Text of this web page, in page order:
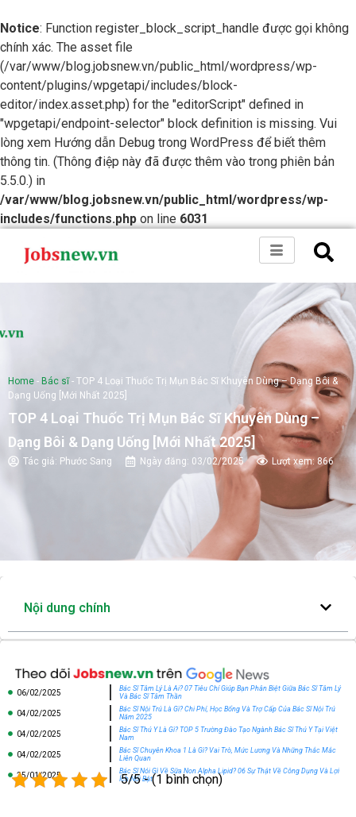
Notice: Function register_block_script_handle được gọi không
chính xác. The asset file
(/var/www/blog.jobsnew.vn/public_html/wordpress/wp-
content/plugins/wpgetapi/includes/block-
editor/index.asset.php) for the "editorScript" defined in
"wpgetapi/endpoint-selector" block definition is missing. Vui
lòng xem Hướng dẫn Debug trong WordPress để biết thêm
thông tin. (Thông điệp này đã được thêm vào trong phiên bản
5.5.0.) in
/var/www/blog.jobsnew.vn/public_html/wordpress/wp-
includes/functions.php on line 6031
Home - Bác sĩ- TOP 4 Loại Thuốc Trị Mụn Bác Sĩ Khuyên Dùng – Dạng Bôi &
Dạng Uống [Mới Nhất 2025]
TOP 4 Loại Thuốc Trị Mụn Bác Sĩ Khuyên Dùng –
Dạng Bôi & Dạng Uống [Mới Nhất 2025]
Tác giả: Phước Sang Ngày đăng: 03/02/2025 Lượt xem: 866
06/02/2025
Bác Sĩ Tâm Lý Là Ai? 07 Tiêu Chí Giúp Bạn Phân Biệt Giữa Bác Sĩ Tâm Lý
Và Bác Sĩ Tâm Thần
04/02/2025
Bác Sĩ Nội Trú Là Gì? Chi Phí, Học Bổng Và Trợ Cấp Của Bác Sĩ Nội Trú
Năm 2025
04/02/2025
Bác Sĩ Thú Y Là Gì? TOP 5 Trường Đào Tạo Ngành Bác Sĩ Thú Y Tại Việt
Nam
04/02/2025
Bác Sĩ Chuyên Khoa 1 Là Gì? Vai Trò, Mức Lương Và Những Thắc Mắc
Liên Quan
25/01/2025
Bác Sĩ Nói Gì Về Sữa Non Alpha Lipid? 06 Sự Thật Về Công Dụng Và Lợi
Ích Nổi Bật
5/5 - (1 bình chọn)
Nội dung chính